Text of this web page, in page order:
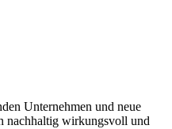
Unternehmen und neue
nachhaltig wirkungsvoll und